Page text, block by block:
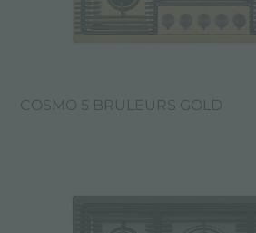
COSMO 5 BRULEURS GOLD